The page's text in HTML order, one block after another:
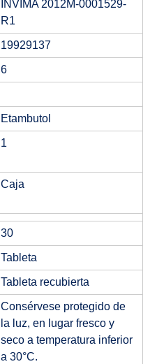
INVIMA 2012M-0001529-
R1
19929137
6
Etambutol
1
Caja
30
Tableta
Tableta recubierta
Consérvese protegido de
la luz, en lugar fresco y
seco a temperatura inferior
a 30°C.